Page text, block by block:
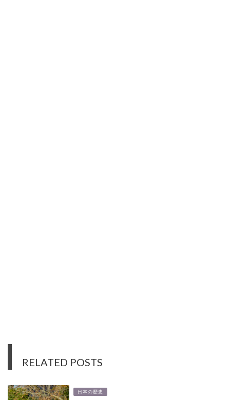
RELATED POSTS
日本の歴史